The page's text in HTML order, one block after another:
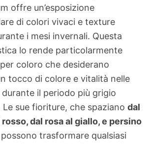
offre un’esposizione
di colori vivaci e texture
i mesi invernali. Questa
lo rende particolarmente
coloro che desiderano
tocco di colore e vitalità nelle
durante il periodo più grigio
Le sue fioriture, che spaziano dal
dal rosa al giallo, e persino
possono trasformare qualsiasi